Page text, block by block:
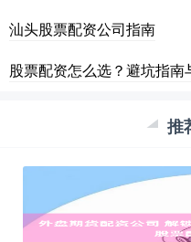
汕头股票配资公司指南
股票配资怎么选？避坑指南
推